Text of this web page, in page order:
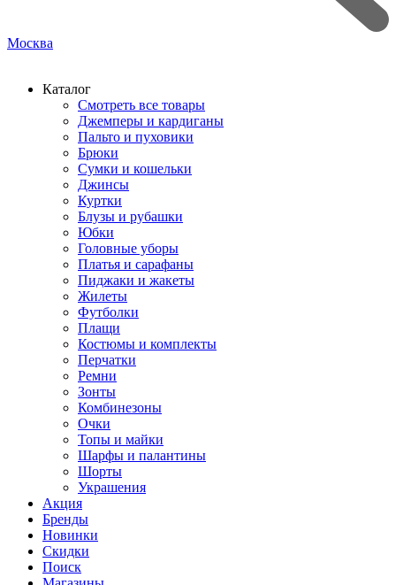
Москва
Каталог
Смотреть все товары
Джемперы и кардиганы
Пальто и пуховики
Брюки
Сумки и кошельки
Джинсы
Куртки
Блузы и рубашки
Юбки
Головные уборы
Платья и сарафаны
Пиджаки и жакеты
Жилеты
Футболки
Плащи
Костюмы и комплекты
Перчатки
Ремни
Зонты
Комбинезоны
Очки
Топы и майки
Шарфы и палантины
Шорты
Украшения
Акция
Бренды
Новинки
Скидки
Поиск